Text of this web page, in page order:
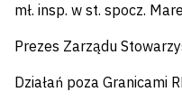
mł. insp. w st. spocz.
Prezes Zarządu
Działań poza Granicami